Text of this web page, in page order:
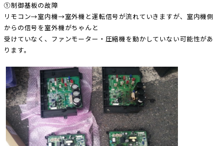
①制御基板の故障
リモコン→室内機→室外機と運転信号が流れていきますが、室内機側
からの信号を室外機がちゃんと
受けていなく、ファンモーター・圧縮機を動かしていない可能性があ
ります。